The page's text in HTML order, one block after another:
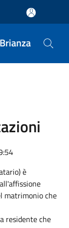
è
matrimonio che
residente che